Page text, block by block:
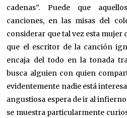
cadenas”. Puede que
canciones, en las misas del
considerar que tal vez esta mujer
que el escritor de la canción
encaja del todo en la tonada
busca alguien con quien
evidentemente nadie está
angustiosa espera de ir al
se muestra particularmente